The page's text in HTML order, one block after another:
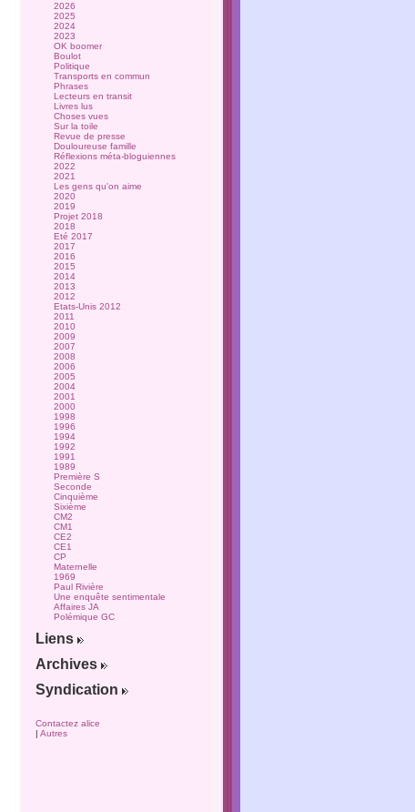
2026
2025
2024
2023
OK boomer
Boulot
Politique
Transports en commun
Phrases
Lecteurs en transit
Livres lus
Choses vues
Sur la toile
Revue de presse
Douloureuse famille
Réflexions méta-bloguiennes
2022
2021
Les gens qu'on aime
2020
2019
Projet 2018
2018
Eté 2017
2017
2016
2015
2014
2013
2012
Etats-Unis 2012
2011
2010
2009
2007
2008
2006
2005
2004
2001
2000
1998
1996
1994
1992
1991
1989
Première S
Seconde
Cinquième
Sixième
CM2
CM1
CE2
CE1
CP
Maternelle
1969
Paul Rivière
Une enquête sentimentale
Affaires JA
Polémique GC
Liens
Archives
Syndication
Contactez alice
| Autres